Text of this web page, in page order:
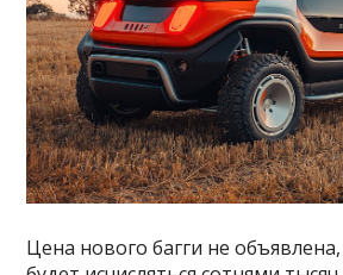
Цена нового багги не